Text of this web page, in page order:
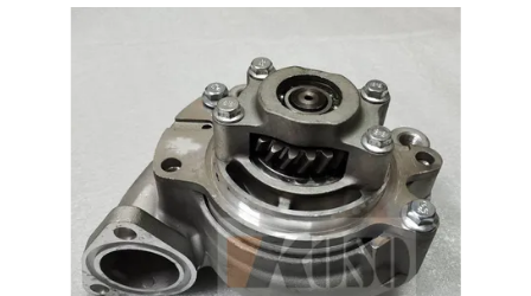
SITEMAP